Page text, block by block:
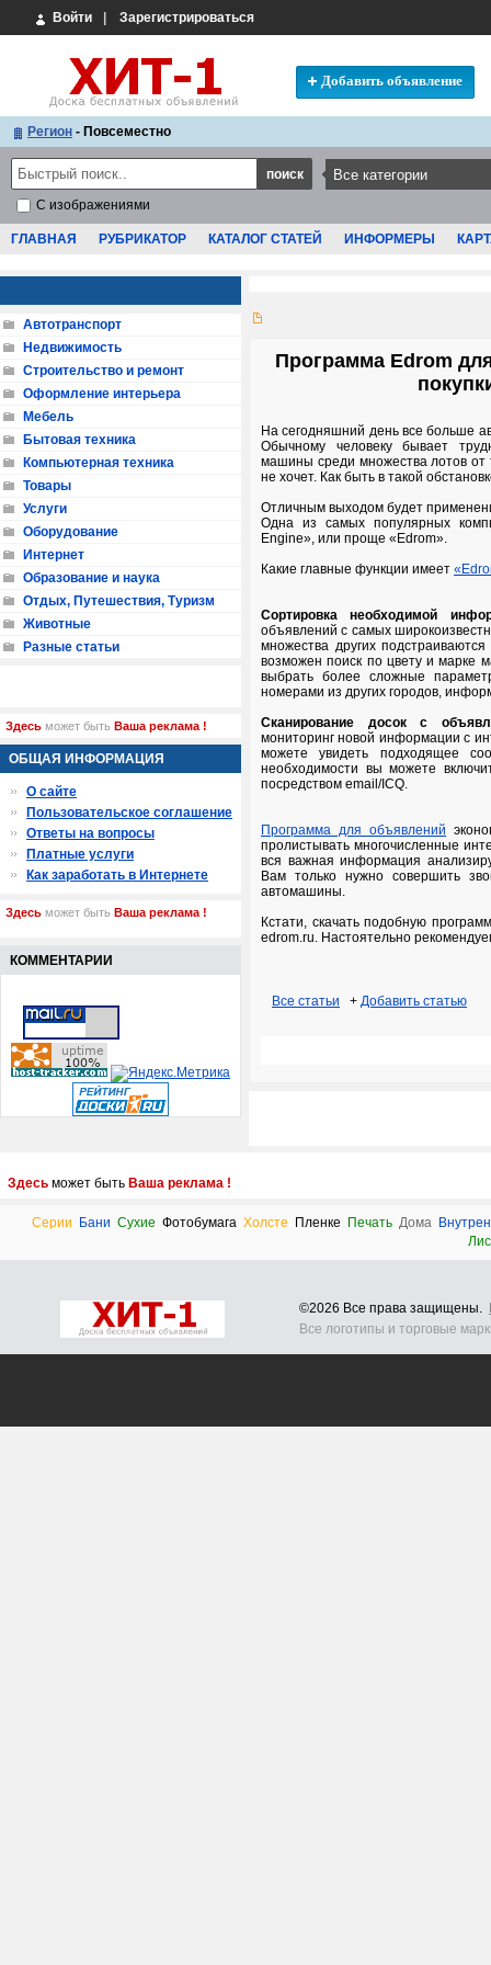
Войти Зарегистрироваться
Добавить объявление
Регион - Повсеместно
С изображениями
ГЛАВНАЯ РУБРИКАТОР КАТАЛОГ СТАТЕЙ ИНФОРМЕРЫ
Программа Edrom
На сегодняшний день все больше
Обычному человеку бывает
машины среди множества лотов от
не хочет. Как быть в такой
Отличным выходом будет
Одна из самых популярных
Engine», или проще «Edrom».
Какие главные функции имеет
Сортировка необходимой
объявлений с самых
множества других
возможен поиск по цвету и марке
выбрать более сложные
номерами из других городов,
Сканирование досок с
мониторинг новой информации с
можете увидеть подходящее
необходимости вы можете
посредством email/ICQ.
Программа для объявлений
пролистывать многочисленные
вся важная информация
Вам только нужно совершить
автомашины.
Кстати, скачать подобную
edrom.ru. Настоятельно
Все статьи + Добавить статью
Автотранспорт
Недвижимость
Строительство и ремонт
Оформление интерьера
Мебель
Бытовая техника
Компьютерная техника
Товары
Услуги
Оборудование
Интернет
Образование и наука
Отдых, Путешествия, Туризм
Животные
Разные статьи
Здесь может быть Ваша реклама !
ОБЩАЯ ИНФОРМАЦИЯ
О сайте
Пользовательское соглашение
Ответы на вопросы
Платные услуги
Как заработать в Интернете
Здесь может быть Ваша реклама !
КОММЕНТАРИИ
Здесь может быть Ваша реклама !
Серии Бани Сухие Фотобумага Холсте Пленке Печать Дома
©2026 Все права защищены.
Все логотипы и торговые